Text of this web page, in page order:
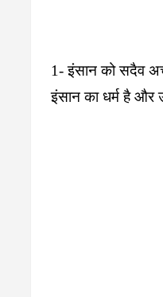
1- इंसान को सदैव
इंसान का धर्म है और